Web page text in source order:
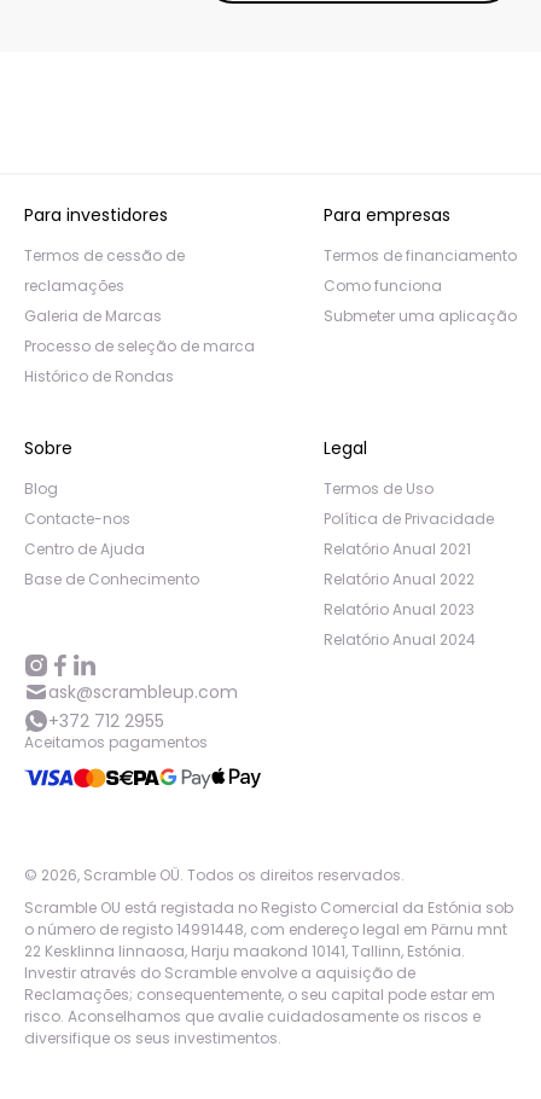
Para investidores
Termos de cessão de
reclamações
Galeria de Marcas
Processo de seleção de marca
Histórico de Rondas
Para empresas
Termos de financiamento
Como funciona
Submeter uma aplicação
Sobre
Blog
Contacte-nos
Centro de Ajuda
Base de Conhecimento
Legal
Termos de Uso
Política de Privacidade
Relatório Anual 2021
Relatório Anual 2022
Relatório Anual 2023
Relatório Anual 2024
ask@scrambleup.com
+372 712 2955
Aceitamos pagamentos
© 2026, Scramble OÜ. Todos os direitos reservados.
Scramble OU está registada no Registo Comercial da Estónia sob
o número de registo 14991448, com endereço legal em Pärnu mnt
22 Kesklinna linnaosa, Harju maakond 10141, Tallinn, Estónia.
Investir através do Scramble envolve a aquisição de
Reclamações; consequentemente, o seu capital pode estar em
risco. Aconselhamos que avalie cuidadosamente os riscos e
diversifique os seus investimentos.